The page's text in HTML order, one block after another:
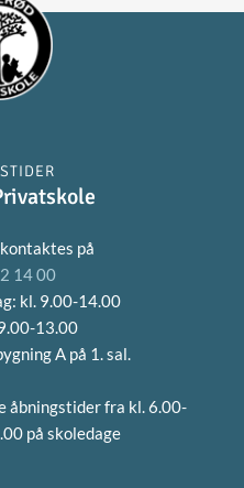
på
14 00
kl. 9.00-14.00
13.00
A på 1. sal.
åbningstider fra kl. 6.00-
på skoledage